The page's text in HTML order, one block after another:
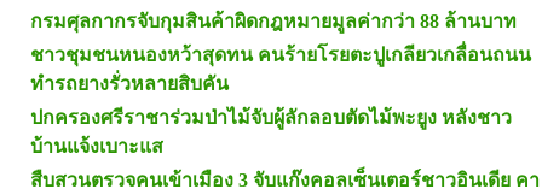
กรมศุลกากรจับกุมสินค้าผิดกฎหมายมูลค่ากว่า 88 ล้านบาท
ชาวชุมชนหนองหว้าสุดทน คนร้ายโรยตะปูเกลียวเกลื่อนถนน
ทำรถยางรั่วหลายสิบคัน
ปกครองศรีราชาร่วมป่าไม้จับผู้ลักลอบตัดไม้พะยูง หลังชาว
บ้านแจ้งเบาะแส
สืบสวนตรวจคนเข้าเมือง 3 จับแก๊งคอลเซ็นเตอร์ชาวอินเดีย คา